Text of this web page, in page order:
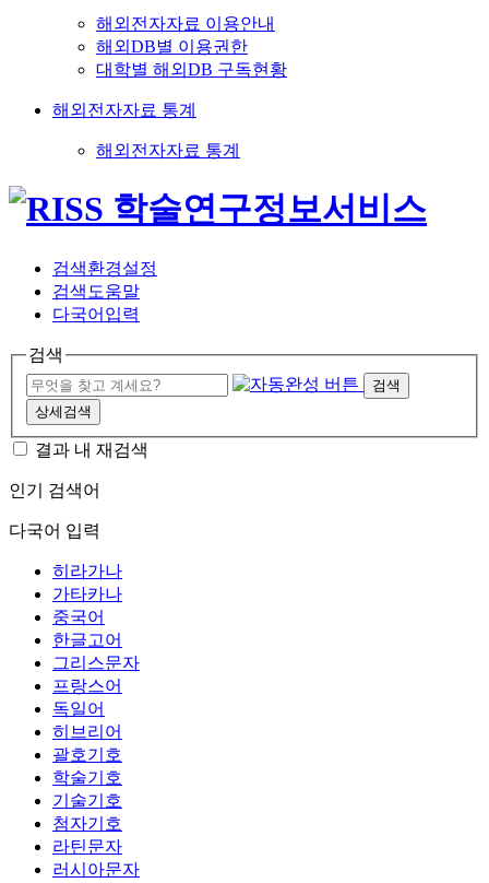
해외전자자료 이용안내
해외DB별 이용권한
대학별 해외DB 구독현황
해외전자자료 통계
해외전자자료 통계
검색환경설정
검색도움말
다국어입력
검색
검색
상세검색
결과 내 재검색
인기 검색어
다국어 입력
히라가나
가타카나
중국어
한글고어
그리스문자
프랑스어
독일어
히브리어
괄호기호
학술기호
기술기호
첨자기호
라틴문자
러시아문자